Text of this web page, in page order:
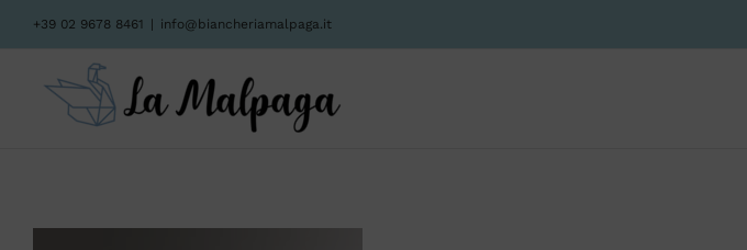
al
contenuto
+39 02 9678 8461 info@biancheriamalpaga.it